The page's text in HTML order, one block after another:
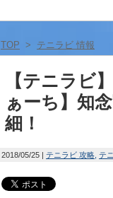
TOP > テニラビ 情報
【テニラビ
ぁーち】知
細！
2018/05/25 テニラビ 攻略 テ